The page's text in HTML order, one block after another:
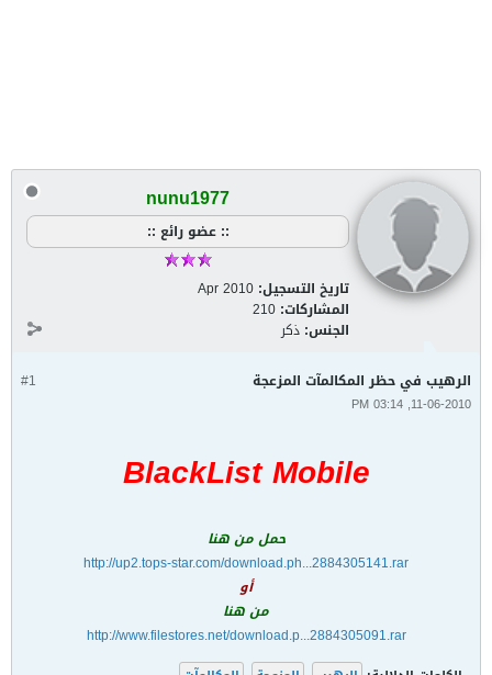
nunu1977
:: عضو رائع ::
تاريخ التسجيل: Apr 2010
المشاركات: 210
الجنس: ذكر
#1 الرهيب في حظر المكالمآت المزعجة
11-06-2010, 03:14 PM
BlackList Mobile
حمل من هنا
http://up2.tops-star.com/download.ph...2884305141.rar
أو
من هنا
http://www.filestores.net/download.p...2884305091.rar